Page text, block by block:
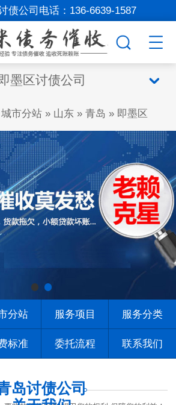
债公司电话： 136-6639-1587
即墨区讨债公司
城市分站» 山东» 青岛 » 即墨区
分站 服务项目 服务分类
标准 委托流程 联系我们
岛讨债公司